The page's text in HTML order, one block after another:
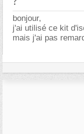
bonjour,
j'ai utilisé ce kit
mais j'ai pas